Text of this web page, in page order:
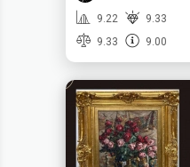
9.22
9.33
9.33
9.00